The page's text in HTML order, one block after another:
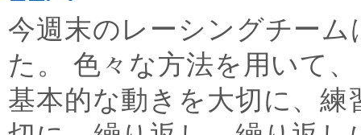
今週末のレーシングチー
た。 色々な方法を用いて
基本的な動きを大切に、